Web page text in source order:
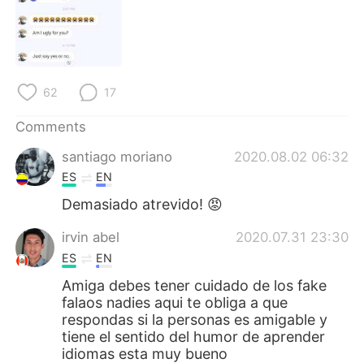
Русский
Indonesia
Türkçe
Português
62 17
Comments
santiago moriano
2020.08.02 06:32
ES EN
Demasiado atrevido! 😡
irvin abel 2020.07.31 23:30
ES EN
Amiga debes tener cuidado de los fake
falaos nadies aqui te obliga a que
respondas si la personas es amigable y
tiene el sentido del humor de aprender
idiomas esta muy bueno